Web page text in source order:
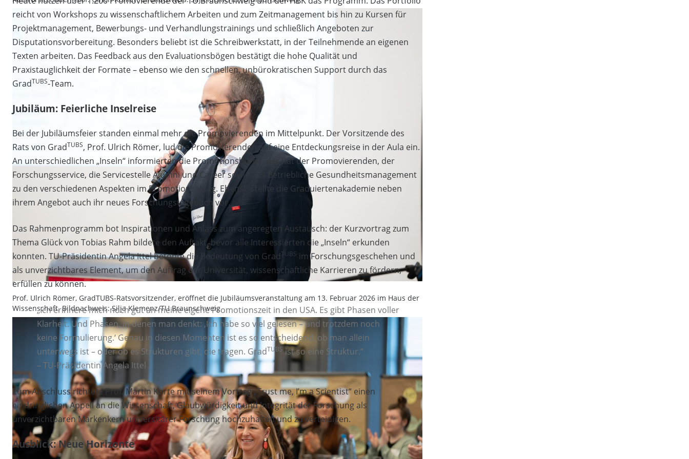
Prof. Ulrich Römer, GradTUBS-Ratsvorsitzender, eröffnet die Jubiläumsveranstaltung am 13. Februar 2026 im Haus der
Wissenschaft. Bildnachweis: Silja Klemenz/TU Braunschweig
reicht von Workshops zu wissenschaftlichem Arbeiten und zum Zeitmanagement bis hin zu Kursen für
Projektmanagement, Bewerbungs- und Verhandlungstrainings und schließlich Angeboten zur
Disputationsvorbereitung. Besonders beliebt ist die Schreibwerkstatt, in der Teilnehmende an eigenen
Texten arbeiten. Das Feedback aus den Evaluationsbögen bestätigt die hohe Qualität und
Praxistauglichkeit der Formate – ebenso wie den schnellen, unbürokratischen Support durch das
GradTUBS-Team.
Jubiläum: Feierliche Inselreise
Bei der Jubiläumsfeier standen einmal mehr die Promovierenden im Mittelpunkt. Der Vorsitzende des
Rats von GradTUBS, Prof. Ulrich Römer, lud die Promovierenden auf eine Entdeckungsreise in der Aula ein.
An unterschiedlichen „Inseln“ informierten die Promotionsbüros, der Rat der Promovierenden, der
Forschungsservice, die Servicestelle Alumni und Career sowie das Betriebliche Gesundheitsmanagement
zu den verschiedenen Aspekten im Promotionsalltag. Ebenso stellte die Graduiertenakademie neben
ihrem Angebot auch ihr neues Forschungstagebuch vor.
Das Rahmenprogramm bot Inspirationen und Anlass zum angeregten Austausch: der Kurzvortrag zum
Thema Glück von Tobias Rahm bildete den Auftakt, bevor alle Interessierten die „Inseln“ erkunden
konnten. TU-Präsidentin Angela Ittel betonte die Bedeutung von GradTUBS im Forschungsgeschehen und
als unverzichtbares Element, um den Auftrag der Universität, wissenschaftliche Karrieren zu fördern,
erfüllen zu können.
„Ich erinnere mich noch gut an meine eigene Promotionszeit in den USA. Es gibt Phasen voller
Klarheit. Und Phasen, in denen man denkt: ‚Ich habe so viel gelesen – und trotzdem noch
keine Formulierung.‘ Genau in diesen Momenten ist es so entscheidend, ob man allein
unterwegs ist – oder ob es Strukturen gibt, die tragen. GradTUBSist so eine Struktur.“
– TU-Präsidentin Angela Ittel
Zum Abschluss richtete Prof. Martin Korte mit seinem Vortrag „Trust me, I’m a Scientist“ einen
eindringlichen Appell an die Wissenschaft, Glaubwürdigkeit und Integrität der Forschung als
unverzichtbaren Markenkern universitärer Forschung hochzuhalten und zu verteidigen.
Ausblick: Neue Horizonte